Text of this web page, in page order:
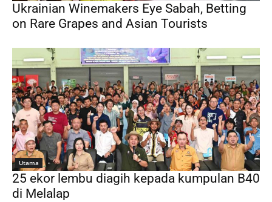
Ukrainian Winemakers Eye Sabah, Betting
on Rare Grapes and Asian Tourists
Utama
25 ekor lembu diagih kepada kumpulan B40
di Melalap